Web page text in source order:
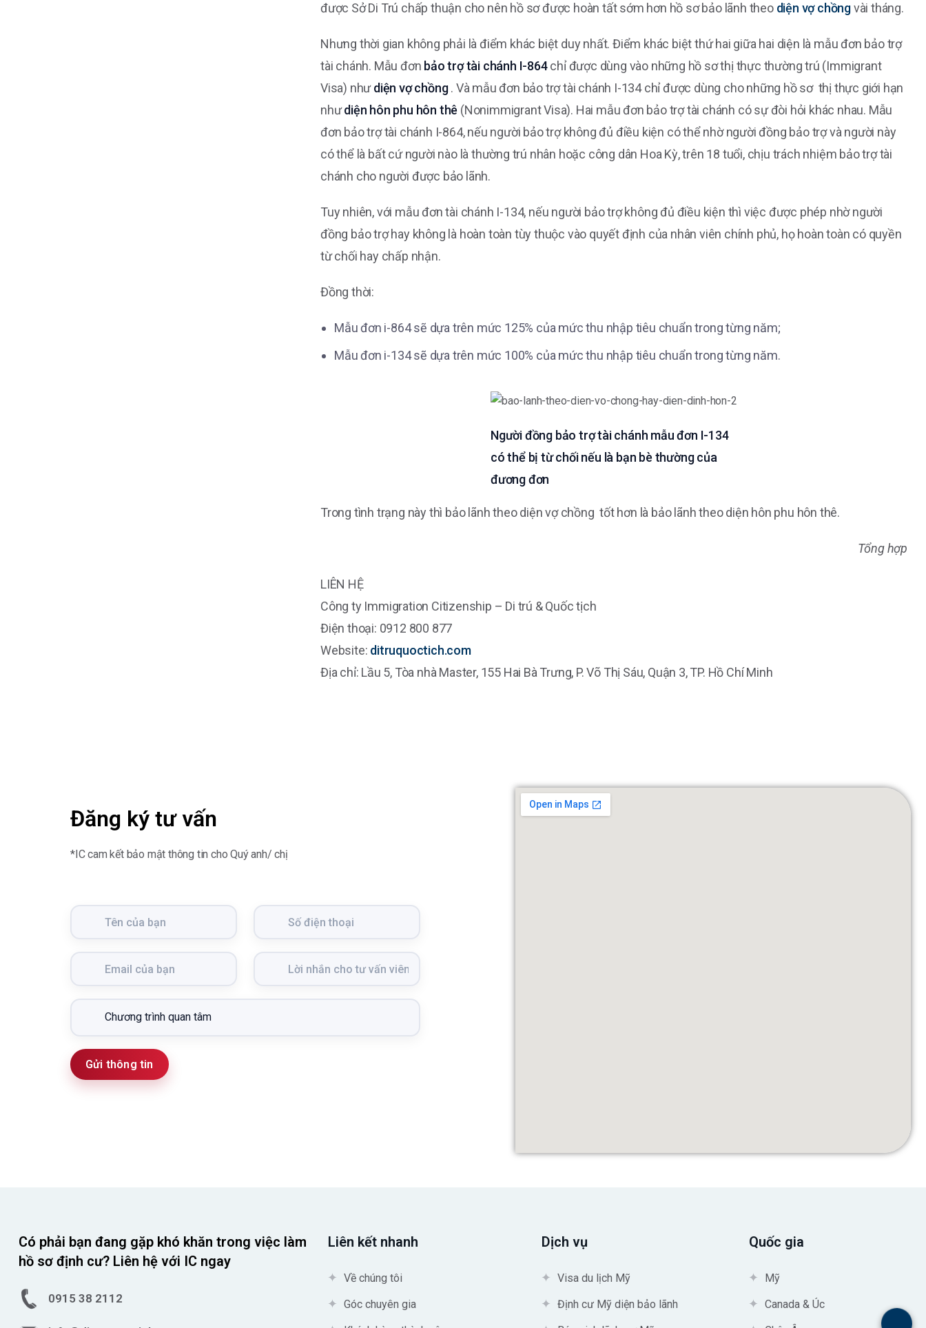
được Sở Di Trú chấp thuận cho nên hồ sơ được hoàn tất sớm hơn hồ sơ bảo lãnh theo diện vợ chồngvài tháng.
Nhưng thời gian không phải là điểm khác biệt duy nhất. Điểm khác biệt thứ hai giữa hai diện là mẫu đơn bảo trợ
tài chánh. Mẫu đơn bảo trợ tài chánh I-864chỉ được dùng vào những hồ sơ thị thực thường trú (Immigrant
Visa) nhưdiện vợ chồng. Và mẫu đơn bảo trợ tài chánh I-134 chỉ được dùng cho những hồ sơ thị thực giới hạn
nhưdiện hôn phu hôn thê (Nonimmigrant Visa). Hai mẫu đơn bảo trợ tài chánh có sự đòi hỏi khác nhau. Mẫu
đơn bảo trợ tài chánh I-864, nếu người bảo trợ không đủ điều kiện có thể nhờ người đồng bảo trợ và người này
có thể là bất cứ người nào là thường trú nhân hoặc công dân Hoa Kỳ, trên 18 tuổi, chịu trách nhiệm bảo trợ tài
chánh cho người được bảo lãnh.
Tuy nhiên, với mẫu đơn tài chánh I-134, nếu người bảo trợ không đủ điều kiện thì việc được phép nhờ người
đồng bảo trợ hay không là hoàn toàn tùy thuộc vào quyết định của nhân viên chính phủ, họ hoàn toàn có quyền
từ chối hay chấp nhận.
Đồng thời:
Mẫu đơn i-864 sẽ dựa trên mức 125% của mức thu nhập tiêu chuẩn trong từng năm;
Mẫu đơn i-134 sẽ dựa trên mức 100% của mức thu nhập tiêu chuẩn trong từng năm.
Người đồng bảo trợ tài chánh mẫu đơn I-134
có thể bị từ chối nếu là bạn bè thường của
đương đơn
Trong tình trạng này thì bảo lãnh theo diện vợ chồng tốt hơn là bảo lãnh theo diện hôn phu hôn thê.
Tổng hợp
LIÊN HỆ
Công ty Immigration Citizenship – Di trú & Quốc tịch
Điện thoại: 0912 800 877
Website: ditruquoctich.com
Địa chỉ: Lầu 5, Tòa nhà Master, 155 Hai Bà Trưng, P. Võ Thị Sáu, Quận 3, TP. Hồ Chí Minh
Đăng ký tư vấn
*IC cam kết bảo mật thông tin cho Quý anh/ chị
Gửi thông tin
Có phải bạn đang gặp khó khăn trong việc làm
hồ sơ định cư? Liên hệ với IC ngay
0915 38 2112
Liên kết nhanh
Về chúng tôi
Góc chuyên gia
Dịch vụ
Visa du lịch Mỹ
Định cư Mỹ diện bảo lãnh
Quốc gia
Mỹ
Canada & Úc